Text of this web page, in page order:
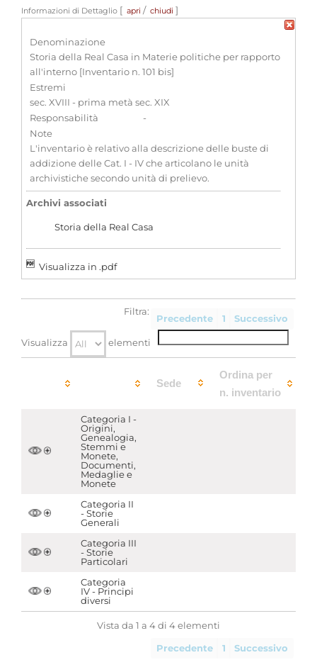
Informazioni di Dettaglio [ apri / chiudi ]
Denominazione
Storia della Real Casa in Materie politiche per rapporto
all'interno [Inventario n. 101 bis]
Estremi
sec. XVIII - prima metà sec. XIX
Responsabilità
-
Note
L'inventario è relativo alla descrizione delle buste di
addizione delle Cat. I - IV che articolano le unità
archivistiche secondo unità di prelievo.
Archivi associati
Storia della Real Casa
Visualizza in .pdf
Precedente 1 Successivo
Visualizza elementi
Filtra:
Sede
Ordina per
n. inventario
Categoria I -
Origini,
Genealogia,
Stemmi e
Monete,
Documenti,
Medaglie e
Monete
Categoria II
- Storie
Generali
Categoria III
- Storie
Particolari
Categoria
IV - Principi
diversi
Vista da 1 a 4 di 4 elementi
Precedente 1 Successivo